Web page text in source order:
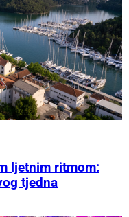
ljetnim ritmom:
tjedna